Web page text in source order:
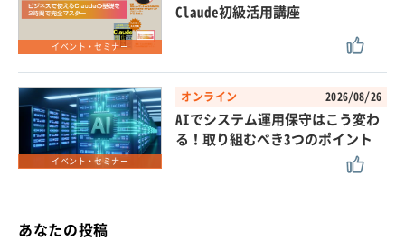
イベント・セミナー
Claude初級活用講座
イベント・セミナー
オンライン 2026/08/26
AIでシステム運用保守はこう変わ
る！取り組むべき3つのポイント
あなたの投稿